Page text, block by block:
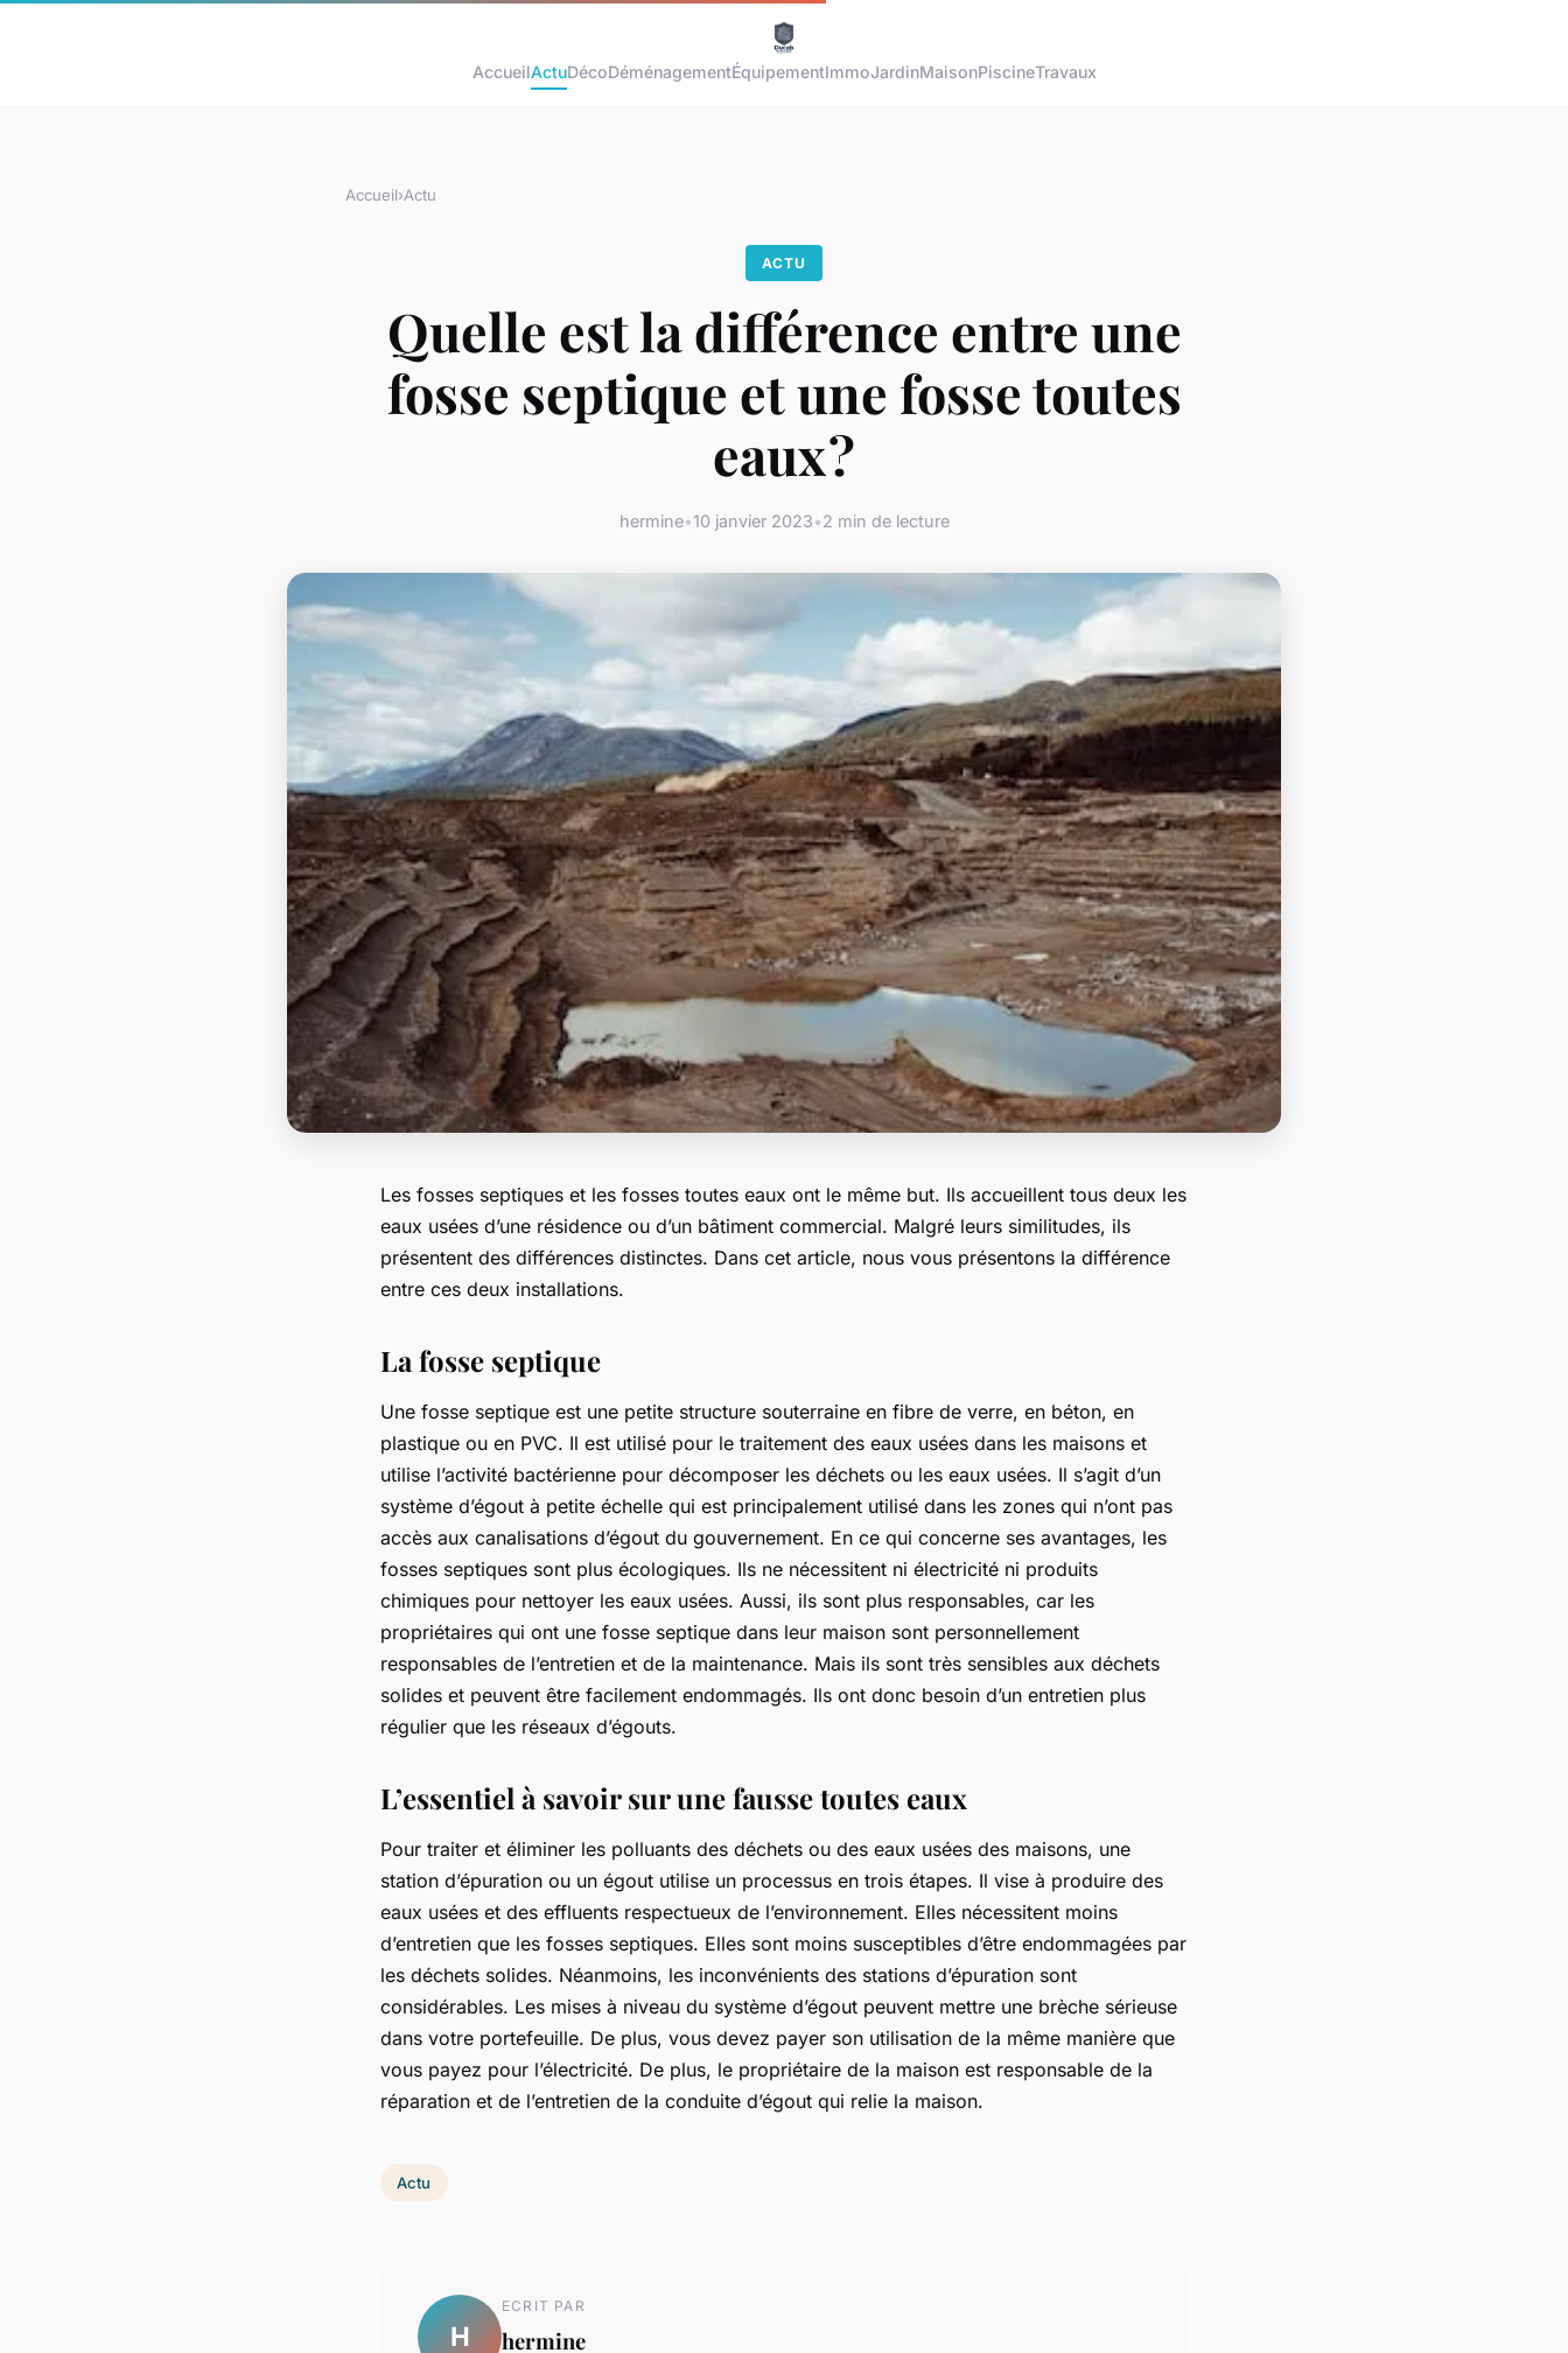
AccueilActuDécoDéménagementÉquipementImmoJardinMaisonPiscineTravaux
Accueil›Actu
ACTU
Quelle est la différence entre une
fosse septique et une fosse toutes
eaux ?
hermine•10 janvier 2023•2 min de lecture
Les fosses septiques et les fosses toutes eaux ont le même but. Ils accueillent tous deux les
eaux usées d’une résidence ou d’un bâtiment commercial. Malgré leurs similitudes, ils
présentent des différences distinctes. Dans cet article, nous vous présentons la différence
entre ces deux installations.
La fosse septique
Une fosse septique est une petite structure souterraine en fibre de verre, en béton, en
plastique ou en PVC. Il est utilisé pour le traitement des eaux usées dans les maisons et
utilise l’activité bactérienne pour décomposer les déchets ou les eaux usées. Il s’agit d’un
système d’égout à petite échelle qui est principalement utilisé dans les zones qui n’ont pas
accès aux canalisations d’égout du gouvernement. En ce qui concerne ses avantages, les
fosses septiques sont plus écologiques. Ils ne nécessitent ni électricité ni produits
chimiques pour nettoyer les eaux usées. Aussi, ils sont plus responsables, car les
propriétaires qui ont une fosse septique dans leur maison sont personnellement
responsables de l’entretien et de la maintenance. Mais ils sont très sensibles aux déchets
solides et peuvent être facilement endommagés. Ils ont donc besoin d’un entretien plus
régulier que les réseaux d’égouts.
L’essentiel à savoir sur une fausse toutes eaux
Pour traiter et éliminer les polluants des déchets ou des eaux usées des maisons, une
station d’épuration ou un égout utilise un processus en trois étapes. Il vise à produire des
eaux usées et des effluents respectueux de l’environnement. Elles nécessitent moins
d’entretien que les fosses septiques. Elles sont moins susceptibles d’être endommagées par
les déchets solides. Néanmoins, les inconvénients des stations d’épuration sont
considérables. Les mises à niveau du système d’égout peuvent mettre une brèche sérieuse
dans votre portefeuille. De plus, vous devez payer son utilisation de la même manière que
vous payez pour l’électricité. De plus, le propriétaire de la maison est responsable de la
réparation et de l’entretien de la conduite d’égout qui relie la maison.
Actu
H
ECRIT PAR
hermine